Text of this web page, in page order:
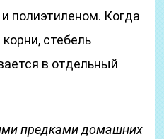
полиэтиленом. Когда
стебель
в отдельный
предками домашних